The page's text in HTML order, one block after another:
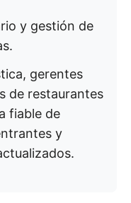
y gestión de
gerentes
de restaurantes
fiable de
y